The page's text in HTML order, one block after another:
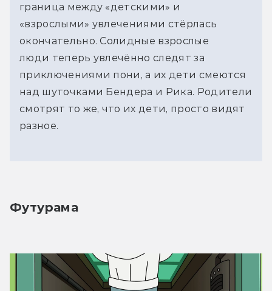
граница между «детскими» и
«взрослыми» увлечениями стёрлась
окончательно. Солидные взрослые
люди теперь увлечённо следят за
приключениями пони, а их дети смеются
над шуточками Бендера и Рика. Родители
смотрят то же, что их дети, просто видят
разное.
Футурама